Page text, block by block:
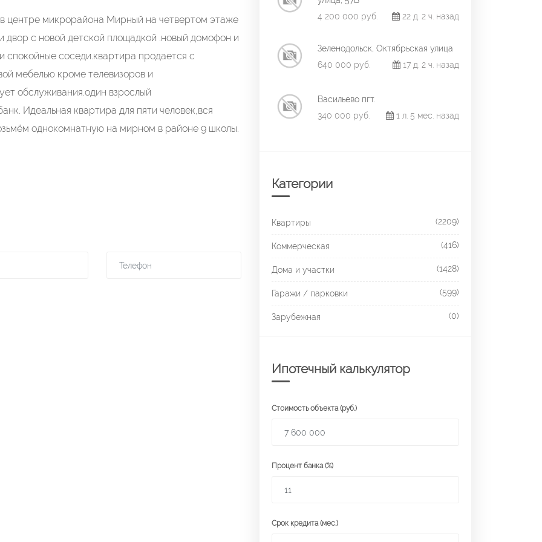
центре микрорайона Мирный на четвертом этаже
с новой детской площадкой .новый домофон и
спокойные соседи.квартира продается с
мебелью кроме телевизоров и
обслуживания.один взрослый
Идеальная квартира для пяти человек,вся
однокомнатную на мирном в районе 9 школы.
4 200 000 руб.
22 д. 2 ч. назад
Зеленодольск, Октябрьская улица
640 000 руб.
17 д. 2 ч. назад
Васильево пгт.
340 000 руб.
1 л. 5 мес. назад
Категории
Квартиры (2209)
Коммерческая (416)
Дома и участки (1428)
Гаражи / парковки (599)
Зарубежная (0)
Ипотечный калькулятор
Стоимость объекта (руб.)
Процент банка (%)
Срок кредита (мес.)